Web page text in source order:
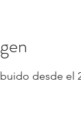
desde el